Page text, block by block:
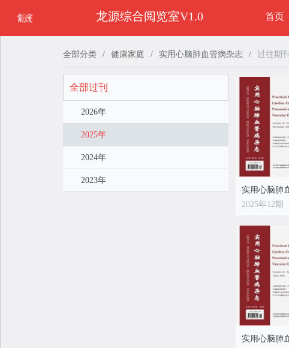
龙源综合阅览室V1.0 首页
全部分类 / 健康家庭 / 实用心脑肺血管病杂志 / 过往期刊
全部过刊
2026年
2025年
2024年
2023年
2025年12期